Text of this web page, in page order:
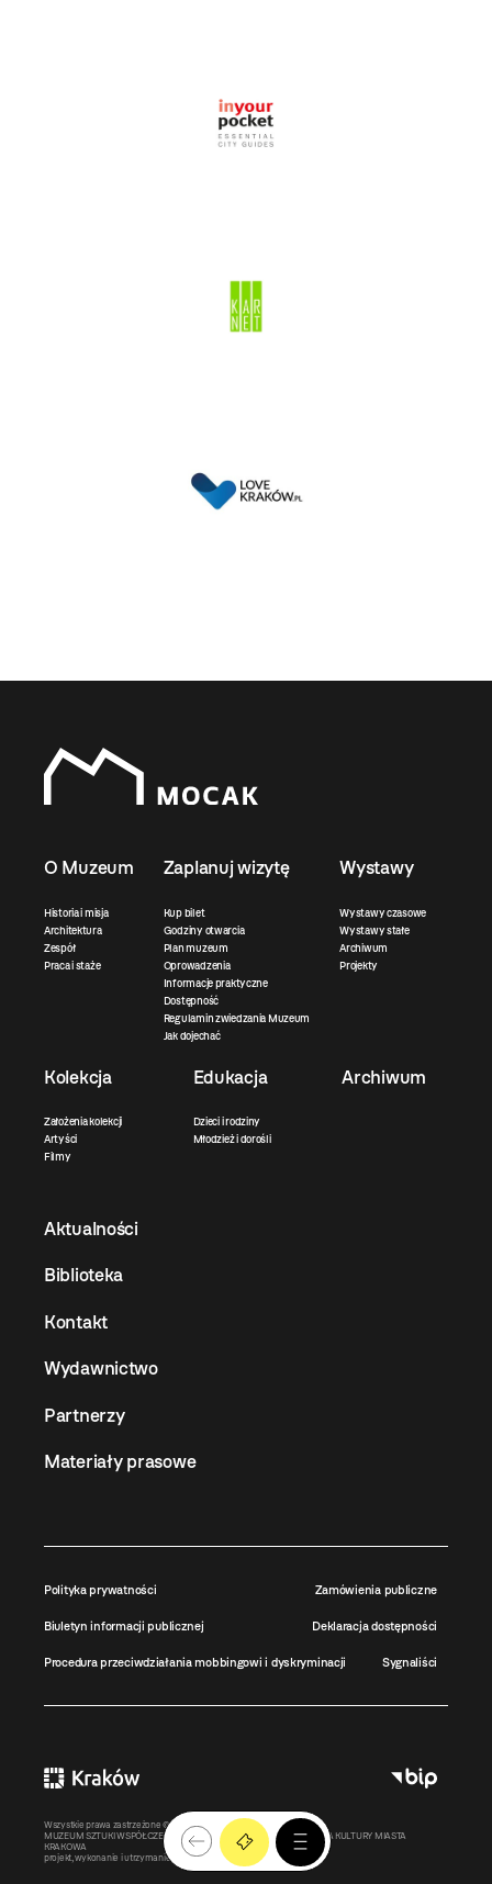
O Muzeum
Historia i misja
Architektura
Zespół
Praca i staże
Zaplanuj wizytę
Kup bilet
Godziny otwarcia
Plan muzeum
Oprowadzenia
Informacje praktyczne
Dostępność
Regulamin zwiedzania Muzeum
Jak dojechać
Wystawy
Wystawy czasowe
Wystawy stałe
Archiwum
Projekty
Kolekcja
Założenia kolekcji
Artyści
Filmy
Edukacja
Dzieci i rodziny
Młodzież i dorośli
Archiwum
Aktualności
Biblioteka
Kontakt
Wydawnictwo
Partnerzy
Materiały prasowe
Polityka prywatności Zamówienia publiczne
Biuletyn informacji publicznej Deklaracja dostępności
Procedura przeciwdziałania mobbingowi i dyskryminacji Sygnaliści
Wszystkie prawa zastrzeżone ©MOCAK
2011-2026
MUZEUM SZTUKI WSPÓŁCZESNEJ W KRAKOWIE MOCAK – INSTYTUCJA KULTURY MIASTA
KRAKOWA
projekt, wykonanie i utrzymanie:
Bonjour.pl